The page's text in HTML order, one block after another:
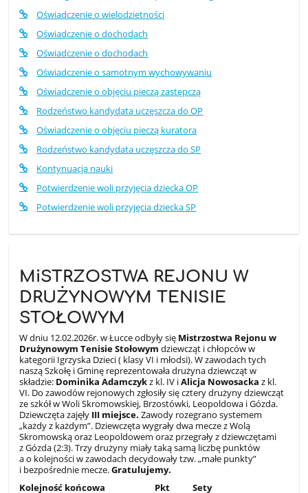
Oświadczenie o wielodzietności
Oświadczenie o dochodach
Oświadczenie o dochodach
Oświadczenie o samotnym wychowywaniu
Oświadczenie o objęciu pieczą zastępczą
Rodzeństwo kandydata uczęszcza do OP
Oświadczenie o objęciu pieczą kuratora
Rodzeństwo kandydata uczęszcza do SP
Kontynuacja nauki
Potwierdzenie woli przyjęcia dziecka OP
Potwierdzenie woli przyjęcia dziecka SP
MiSTRZOSTWA REJONU W
DRUŻYNOWYM TENISIE
STOŁOWYM
W dniu 12.02.2026r. w Łucce odbyły się Mistrzostwa Rejonu w
Drużynowym Tenisie Stołowym dziewcząt i chłopców w
kategorii Igrzyska Dzieci ( klasy VI i młodsi). W zawodach tych
naszą Szkołę i Gminę reprezentowała drużyna dziewcząt w
składzie: Dominika Adamczykz kl. IV iAlicja Nowosacka z kl.
VI. Do zawodów rejonowych zgłosiły się cztery drużyny dziewcząt
ze szkół w Woli Skromowskiej, Brzostówki, Leopoldowa i Gózda.
Dziewczęta zajęły III miejsce.Zawody rozegrano systemem
„każdy z każdym”. Dziewczęta wygrały dwa mecze z Wolą
Skromowską oraz Leopoldowem oraz przegrały z dziewczętami
z Gózda (2:3). Trzy drużyny miały taką samą liczbę punktów
a o kolejności w zawodach decydowały tzw. „małe punkty”
i bezpośrednie mecze.Gratulujemy.
Kolejność końcowa Pkt Sety